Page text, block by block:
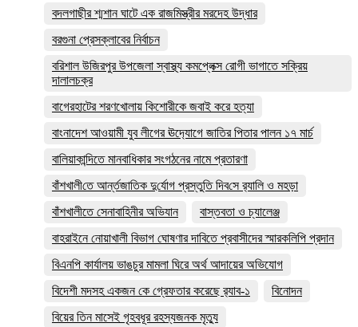
বদলগাছীর শ্মশান ঘাটে এক রাজমিস্ত্রীর মরদেহ উদ্ধার
বরগুনা প্রেসক্লাবের নির্বাচন
বরিশাল উজিরপুর উপজেলা স্বাস্থ্য কমপ্লেক্স রোগী ভাগাতে সক্রিয়
দালালচক্র
বাগেরহাটের শরণখোলায় কিশোরীকে জবাই করে হত্যা
বাংনাদেশ আওয়ামী যুব লীগের ঊদ‍্যোগে জাতির পিতার পালন ১৭ মার্চ
বালিয়াকান্দিতে মানবাধিকার সংগঠনের নামে প্রতারণা
বাঁশখালী‌তে আর্ন্তজা‌তিক দু‌র্যোগ প্রস্তু‌তি দিব‌সে র‌্যালি ও মহড়া
বাঁশখালীতে সেনাবাহিনীর অভিযান
বাস্তবতা ও চ্যালেঞ্জ
বাহরাইনে নোয়াখালী বিভাগ ঘোষণার দাবিতে প্রবাসীদের স্মারকলিপি প্রদান
বিএনপি কার্যালয় ভাঙচুর মামলা ঘিরে অর্থ আদায়ের অভিযোগ
বিদেশী মদসহ একজন কে গ্রেফতার করেছে র‌্যাব-১
বিনোদন
বিয়ের তিন মাসেই গৃহবধূর রহস্যজনক মৃত্যু